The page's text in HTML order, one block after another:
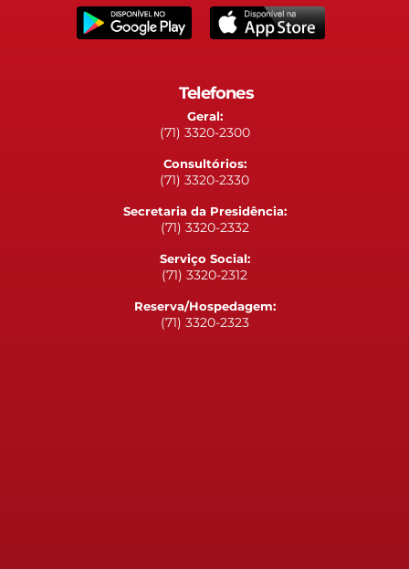
Telefones
Geral:
(71) 3320-2300
Consultórios:
(71) 3320-2330
Secretaria da Presidência:
(71) 3320-2332
Serviço Social:
(71) 3320-2312
Reserva/Hospedagem:
(71) 3320-2323